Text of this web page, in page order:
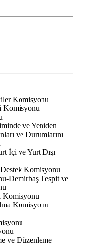
Komisyonu
Komisyonu
ve Yeniden
ve Durumlarını
İçi ve Yurt Dışı
Komisyonu
Demirbaş Tespit ve
Komisyonu
Komisyonu
ve Düzenleme